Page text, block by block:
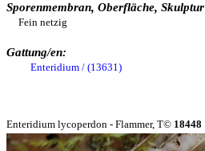
Sporenmembran, Oberfläche, Skulptur
Fein netzig
Gattung/en:
Enteridium / (13631)
Enteridium lycoperdon - Flammer, T© 18448